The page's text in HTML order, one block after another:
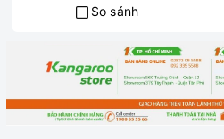
Công nghệ Nano
Nồi sử dụng công nghệ Nano
trầy xước, đảm bảo luôn sáng
So sánh